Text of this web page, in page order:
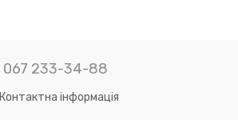
067 233-34-88
Контактна інформація